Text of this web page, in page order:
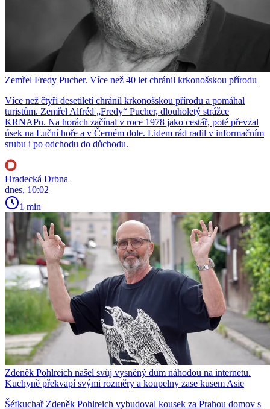
Zemřel Fredy Pucher. Více než 40 let chránil krkonošskou přírodu
Více než čtyři desetiletí chránil krkonošskou přírodu a pomáhal
turistům. Zemřel Alfréd „Fredy“ Pucher, dlouholetý strážce
KRNAPu. Na horách začínal v roce 1978 jako cestář, poté převzal
úsek na Luční hoře a v Černém dole. Lidem rád radil v informačním
srubu i po odchodu do důchodu.
Hradecká Drbna
dnes, 10:02
1 min
Zdeněk Pohlreich našel svůj vysněný dům náhodou na internetu.
Kuchyně překvapí svými rozměry a koupelny zase kusem Asie
Šéfkuchař Zdeněk Pohlreich vybudoval kousek za Prahou domov s